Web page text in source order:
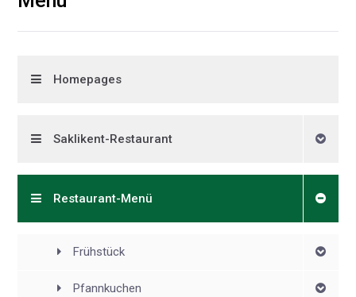
Homepages
Saklikent-Restaurant
Restaurant-Menü
Frühstück
Pfannkuchen